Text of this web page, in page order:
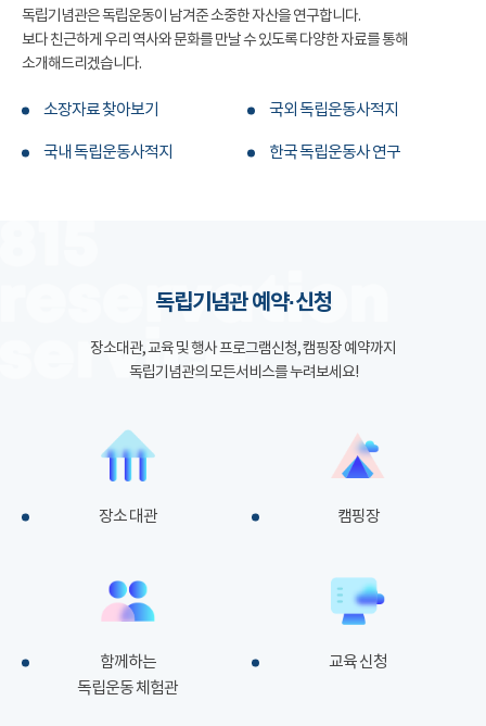
독립기념관은 독립운동이 남겨준 소중한 자산을 연구합니다.
보다 친근하게 우리 역사와 문화를 만날 수 있도록 다양한 자료를 통해
소개해드리겠습니다.
소장자료 찾아보기 국외 독립운동사적지
국내 독립운동사적지 한국 독립운동사 연구
독립기념관 예약·신청
장소대관, 교육 및 행사 프로그램신청, 캠핑장 예약까지
독립기념관의 모든서비스를 누려보세요!
장소 대관 캠핑장
함께하는
독립운동 체험관
교육 신청